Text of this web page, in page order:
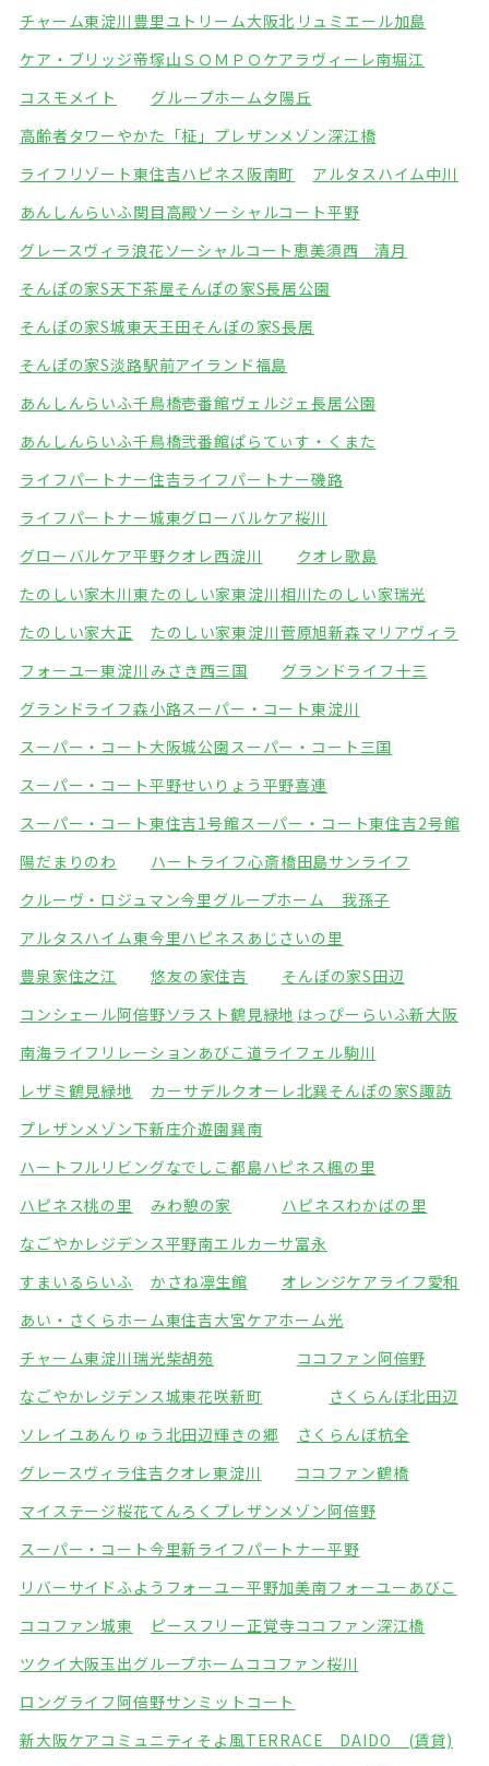
チャーム東淀川豊里 ユトリーム大阪北 リュミエール加島
ケア・ブリッジ帝塚山 ＳＯＭＰＯケアラヴィーレ南堀江
コスモメイト
グループホーム夕陽丘
高齢者タワーやかた「柾」 プレザンメゾン深江橋
ライフリゾート東住吉ハピネス阪南町
アルタスハイム中川
あんしんらいふ関目高殿ソーシャルコート平野
グレースヴィラ浪花ソーシャルコート恵美須西 清月
そんぽの家S天下茶屋そんぽの家S長居公園
そんぽの家S城東天王田そんぽの家S長居
そんぽの家S淡路駅前アイランド福島
あんしんらいふ千鳥橋壱番館ヴェルジェ長居公園
あんしんらいふ千鳥橋弐番館ぱらてぃす・くまた
ライフパートナー住吉ライフパートナー磯路
ライフパートナー城東グローバルケア桜川
グローバルケア平野クオレ西淀川
クオレ歌島
たのしい家木川東 たのしい家東淀川相川たのしい家瑞光
たのしい家大正
たのしい家東淀川菅原旭新森マリアヴィラ
フォーユー東淀川 みさき西三国
グランドライフ十三
グランドライフ森小路スーパー・コート東淀川
スーパー・コート大阪城公園スーパー・コート三国
スーパー・コート平野せいりょう平野喜連
スーパー・コート東住吉1号館スーパー・コート東住吉2号館
陽だまりのわ
ハートライフ心斎橋田島サンライフ
クルーヴ・ロジュマン今里 グループホーム 我孫子
アルタスハイム東今里ハピネスあじさいの里
豊泉家住之江
悠友の家住吉
そんぽの家S田辺
コンシェール阿倍野ソラスト鶴見緑地 はっぴーらいふ新大阪
南海ライフリレーションあびこ道ライフェル駒川
レザミ鶴見緑地
カーサデルクオーレ北巽そんぽの家S諏訪
プレザンメゾン下新庄介遊園巽南
ハートフルリビングなでしこ都島ハピネス楓の里
ハピネス桃の里
みわ憩の家
ハピネスわかばの里
なごやかレジデンス平野南エルカーサ富永
すまいるらいふ
かさね凛生館
オレンジケアライフ愛和
あい・さくらホーム東住吉大宮ケアホーム光
チャーム東淀川瑞光柴胡苑
ココファン阿倍野
なごやかレジデンス城東花咲新町
さくらんぼ北田辺
ソレイユあんりゅう 北田辺輝きの郷
さくらんぼ杭全
グレースヴィラ住吉クオレ東淀川
ココファン鶴橋
マイステージ桜花てんろく プレザンメゾン阿倍野
スーパー・コート今里新ライフパートナー平野
リバーサイドふよう フォーユー平野加美南フォーユーあびこ
ココファン城東
ピースフリー正覚寺ココファン深江橋
ツクイ大阪玉出グループホームココファン桜川
ロングライフ阿倍野サンミットコート
新大阪ケアコミュニティそよ風TERRACE DAIDO (賃貸)